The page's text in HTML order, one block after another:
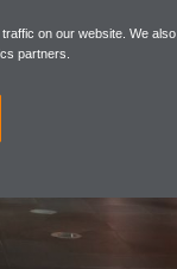
on our website. We also
partners.